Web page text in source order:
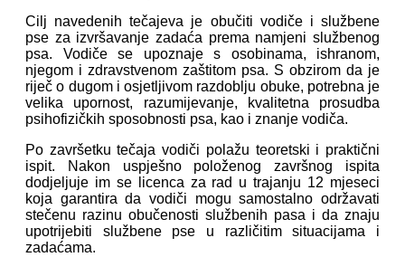
Cilj navedenih tečajeva je obučiti vodiče i službene
pse za izvršavanje zadaća prema namjeni službenog
psa. Vodiče se upoznaje s osobinama, ishranom,
njegom i zdravstvenom zaštitom psa. S obzirom da je
riječ o dugom i osjetljivom razdoblju obuke, potrebna je
velika upornost, razumijevanje, kvalitetna prosudba
psihofizičkih sposobnosti psa, kao i znanje vodiča.
Po završetku tečaja vodiči polažu teoretski i praktični
ispit. Nakon uspješno položenog završnog ispita
dodjeljuje im se licenca za rad u trajanju 12 mjeseci
koja garantira da vodiči mogu samostalno održavati
stečenu razinu obučenosti službenih pasa i da znaju
upotrijebiti službene pse u različitim situacijama i
zadaćama.